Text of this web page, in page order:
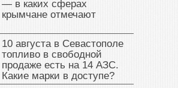
— в каких сферах
крымчане отмечают
10 августа в Севастополе
топливо в свободной
продаже есть на 14 АЗС.
Какие марки в доступе?